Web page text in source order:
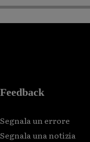
Feedback
Segnala un errore
Segnala una notizia